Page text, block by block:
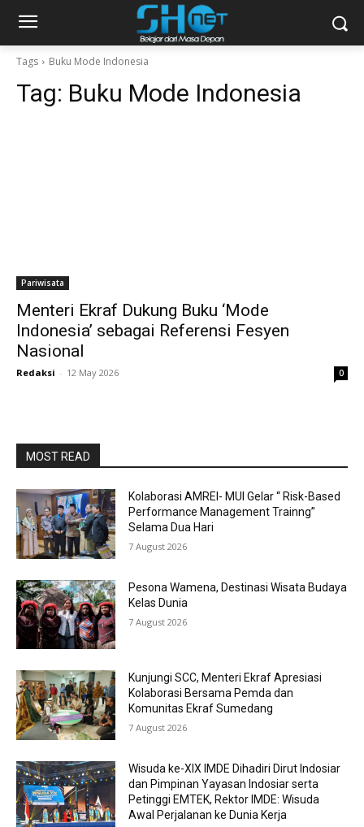
Tags Buku Mode Indonesia
Tag: Buku Mode Indonesia
Pariwisata
Menteri Ekraf Dukung Buku ‘Mode
Indonesia’ sebagai Referensi Fesyen
Nasional
Redaksi - 12 May 2026 0
MOST READ
Kolaborasi AMREI- MUI Gelar “ Risk-Based
Performance Management Trainng”
Selama Dua Hari
7 August 2026
Pesona Wamena, Destinasi Wisata Budaya
Kelas Dunia
7 August 2026
Kunjungi SCC, Menteri Ekraf Apresiasi
Kolaborasi Bersama Pemda dan
Komunitas Ekraf Sumedang
7 August 2026
Wisuda ke-XIX IMDE Dihadiri Dirut Indosiar
dan Pimpinan Yayasan Indosiar serta
Petinggi EMTEK, Rektor IMDE: Wisuda
Awal Perjalanan ke Dunia Kerja